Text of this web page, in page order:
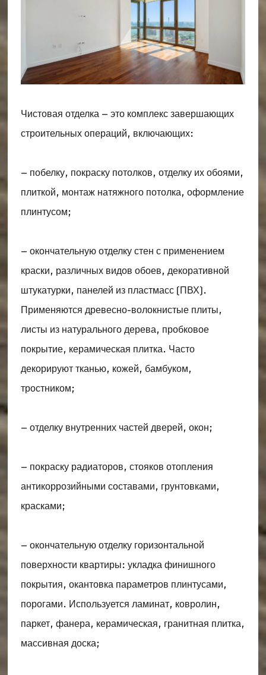
Чистовая отделка – это комплекс завершающих
строительных операций, включающих:
– побелку, покраску потолков, отделку их обоями,
плиткой, монтаж натяжного потолка, оформление
плинтусом;
– окончательную отделку стен с применением
краски, различных видов обоев, декоративной
штукатурки, панелей из пластмасс (ПВХ).
Применяются древесно-волокнистые плиты,
листы из натурального дерева, пробковое
покрытие, керамическая плитка. Часто
декорируют тканью, кожей, бамбуком,
тростником;
– отделку внутренних частей дверей, окон;
– покраску радиаторов, стояков отопления
антикоррозийными составами, грунтовками,
красками;
– окончательную отделку горизонтальной
поверхности квартиры: укладка финишного
покрытия, окантовка параметров плинтусами,
порогами. Используется ламинат, ковролин,
паркет, фанера, керамическая, гранитная плитка,
массивная доска;